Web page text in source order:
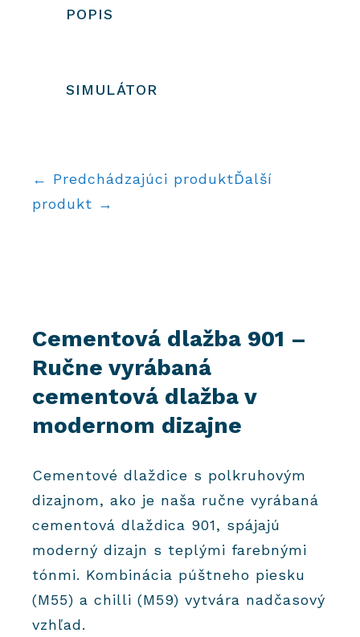
POPIS
SIMULÁTOR
← Predchádzajúci produktĎalší
produkt →
Cementová dlažba 901 –
Ručne vyrábaná
cementová dlažba v
modernom dizajne
Cementové dlaždice s polkruhovým
dizajnom, ako je naša ručne vyrábaná
cementová dlaždica 901, spájajú
moderný dizajn s teplými farebnými
tónmi. Kombinácia púštneho piesku
(M55) a chilli (M59) vytvára nadčasový
vzhľad.